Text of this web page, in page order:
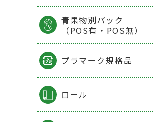
青果物別パック
（POS有・POS無）
プラマーク規格品
ロール